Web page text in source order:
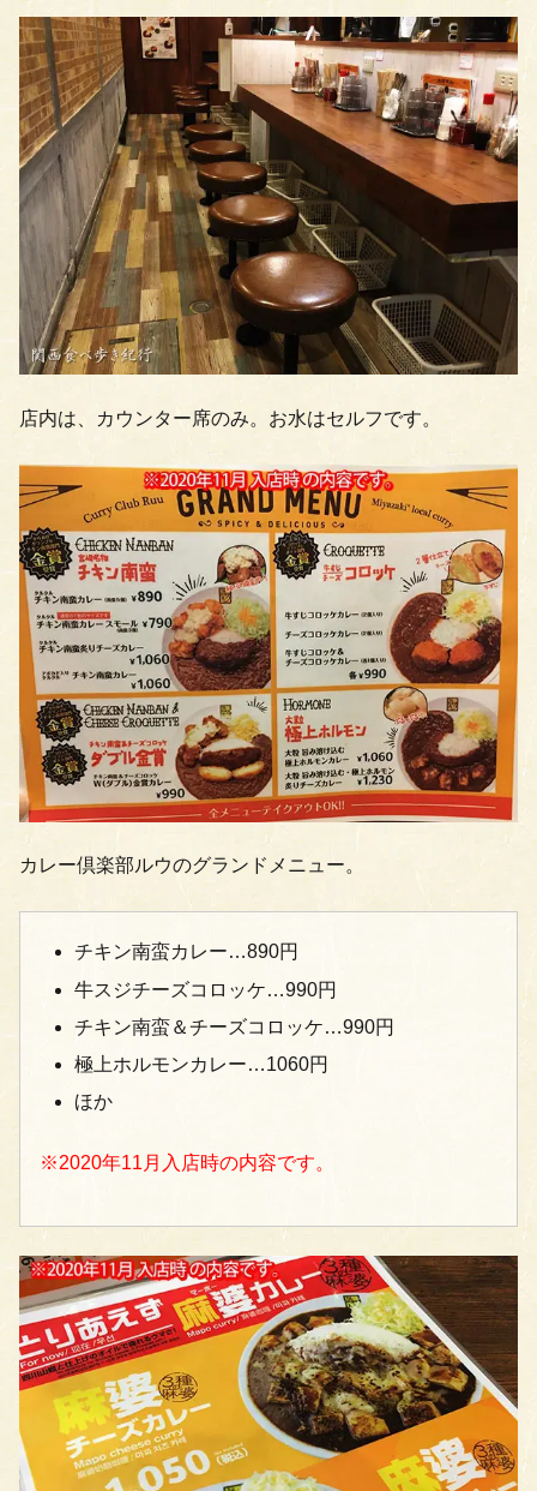
店内は、カウンター席のみ。お水はセルフです。
カレー倶楽部ルウのグランドメニュー。
チキン南蛮カレー…890円
牛スジチーズコロッケ…990円
チキン南蛮＆チーズコロッケ…990円
極上ホルモンカレー…1060円
ほか
※2020年11月入店時の内容です。